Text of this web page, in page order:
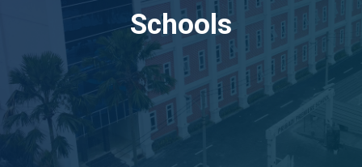
Schools